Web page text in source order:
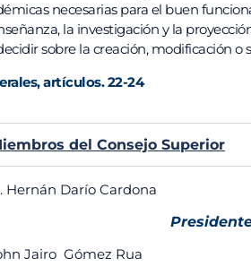
necesarias para el buen
la investigación y la
sobre la creación, modificación o
artículos. 22-24
del Consejo Superior
Hernán Darío Cardona
Jairo Gómez Rua